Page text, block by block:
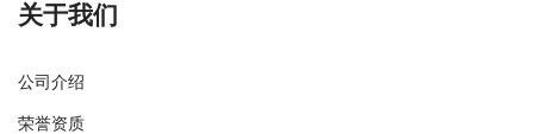
关于我们
公司介绍
荣誉资质